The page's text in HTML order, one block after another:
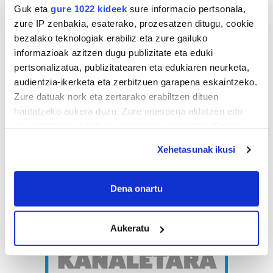
Guk eta gure 1022 kideek sure informacio pertsonala,
zure IP zenbakia, esaterako, prozesatzen ditugu, cookie
bezalako teknologiak erabiliz eta zure gailuko
informazioak azitzen dugu publizitate eta eduki
pertsonalizatua, publizitatearen eta edukiaren neurketa,
audientzia-ikerketa eta zerbitzuen garapena eskaintzeko.
Zure datuak nork eta zertarako erabiltzen dituen
hautatzeko aukera duzu. Zure onespena aldatzen edo
If you allow, we would also like to:
Collect information about your geographical
Identify your device by actively scanning it for
specific characteristics (fingerprinting)
Find out more about how your personal data is processed
Xehetasunak ikusi
Dena onartu
Aukeratu